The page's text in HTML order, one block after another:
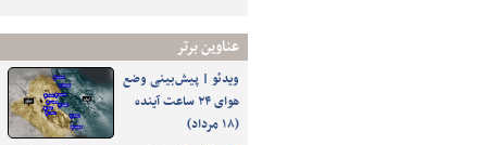
عناوین برتر
ویدئو | پیش‌بینی وضع
هوای ۲۴ ساعت آینده
(۱۸ مرداد)